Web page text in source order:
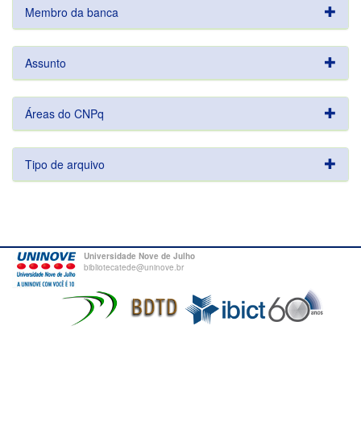
Membro da banca
Assunto
Áreas do CNPq
Tipo de arquivo
Universidade Nove de Julho
bibliotecatede@uninove.br